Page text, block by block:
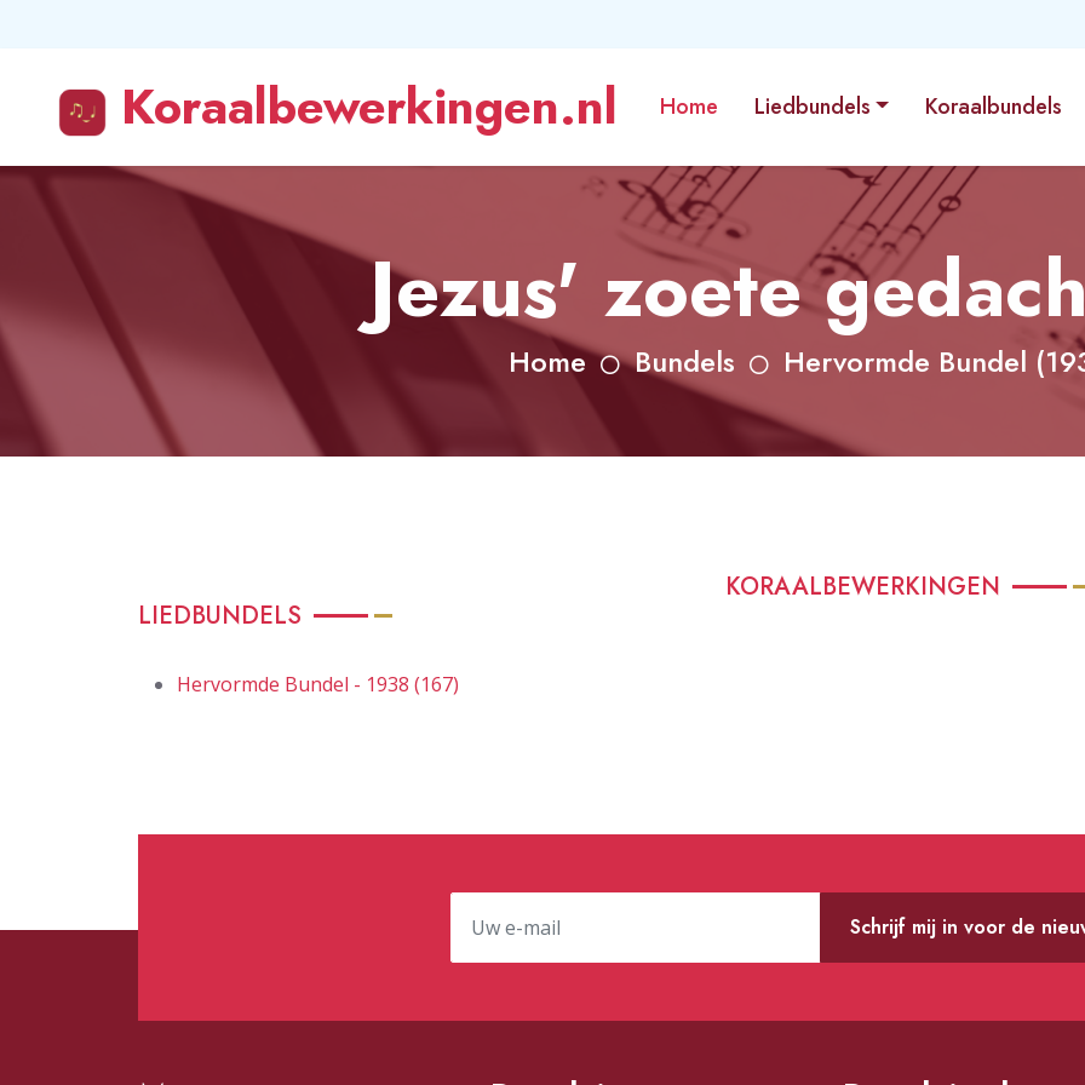
Koraalbewerkingen.nl Home Liedbundels Koraalbundels
Jezus' zoete
Home Bundels Hervormde Bundel
LIEDBUNDELS
Hervormde Bundel - 1938 (167)
KORAALBEWERKINGEN
Schrijf mij in voor de